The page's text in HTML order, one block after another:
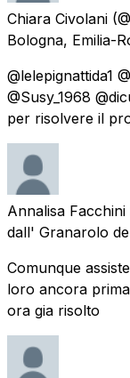
Chiara Civolani
Bologna, Emilia-
@lelepignattida1
@Susy_1968
per risolvere il
Annalisa Facchini
dall' Granarolo
Comunque
loro ancora
ora gia risolto